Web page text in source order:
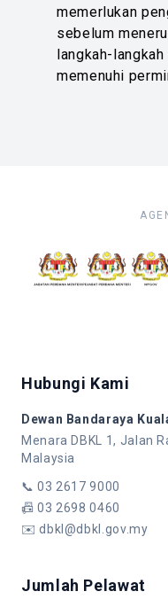
memerlukan
sebelum
langkah-
memenuhi
Hubungi Kami
Dewan Bandaraya
Menara DBKL 1, Jalan
Malaysia
📞03 2617 9000
📠03 2698 0460
✉️dbkl@dbkl.gov.my
Jumlah Pelawat